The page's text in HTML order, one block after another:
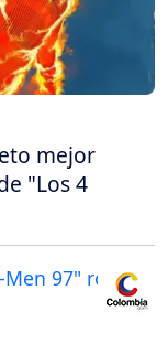
mejor
"Los 4